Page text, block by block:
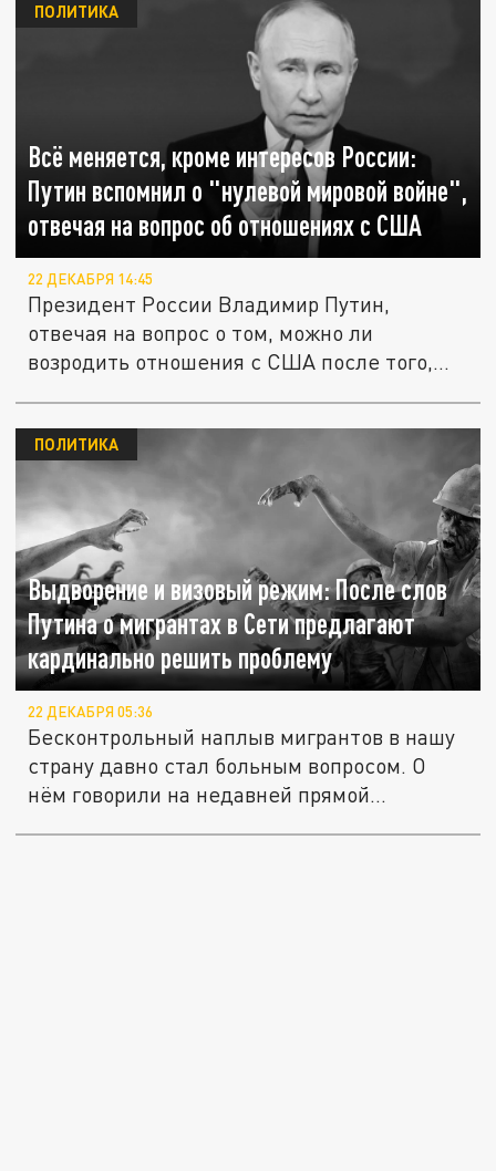
Всё меняется, кроме интересов России:
Путин вспомнил о "нулевой мировой войне",
отвечая на вопрос об отношениях с США
ПОЛИТИКА
22 ДЕКАБРЯ 14:45
Президент России Владимир Путин,
отвечая на вопрос о том, можно ли
возродить отношения с США после того,
Выдворение и визовый режим: После слов
Путина о мигрантах в Сети предлагают
кардинально решить проблему
ПОЛИТИКА
22 ДЕКАБРЯ 05:36
Бесконтрольный наплыв мигрантов в нашу
страну давно стал больным вопросом. О
нём говорили на недавней прямой...